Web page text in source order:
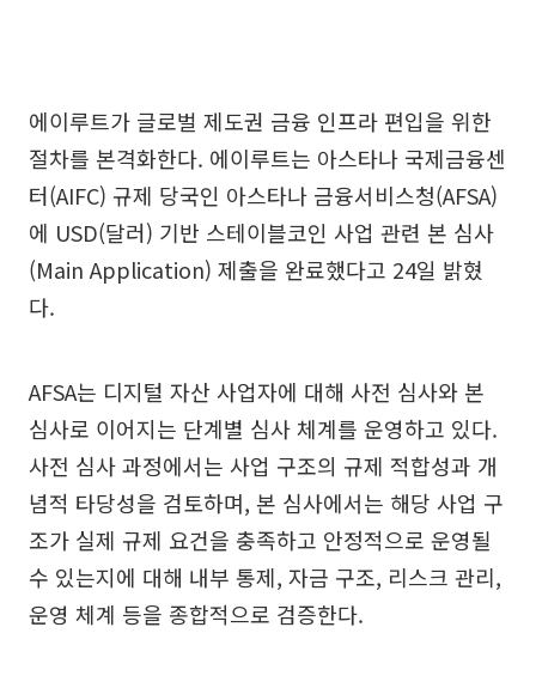
에이루트가 글로벌 제도권 금융 인프라 편입을 위한
절차를 본격화한다. 에이루트는 아스타나 국제금융센
터(AIFC) 규제 당국인 아스타나 금융서비스청(AFSA)
에 USD(달러) 기반 스테이블코인 사업 관련 본 심사
(Main Application) 제출을 완료했다고 24일 밝혔
다.
AFSA는 디지털 자산 사업자에 대해 사전 심사와 본
심사로 이어지는 단계별 심사 체계를 운영하고 있다.
사전 심사 과정에서는 사업 구조의 규제 적합성과 개
념적 타당성을 검토하며, 본 심사에서는 해당 사업 구
조가 실제 규제 요건을 충족하고 안정적으로 운영될
수 있는지에 대해 내부 통제, 자금 구조, 리스크 관리,
운영 체계 등을 종합적으로 검증한다.